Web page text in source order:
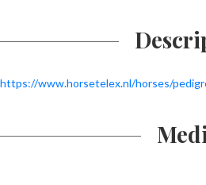
https://www.horsetelex.nl/horses/